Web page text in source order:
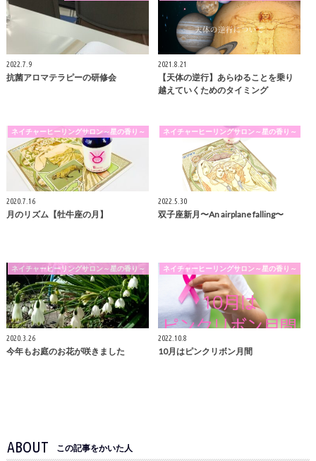
2022.7.9
抗菌アロマテラピーの研修会
2021.8.21
【天体の逆行】あらゆることを乗り
越えていくためのタイミング
ネイチャーヒーリングサロン～星の香り～
2020.7.16
月のリズム【牡牛座の月】
ネイチャーヒーリングサロン～星の香り～
2022.5.30
双子座新月〜An airplane falling〜
ネイチャーヒーリングサロン～星の香り～
2020.3.26
今年もお庭のお花が咲きました
ネイチャーヒーリングサロン～星の香り～
2022.10.8
10月はピンクリボン月間
ABOUT この記事をかいた人